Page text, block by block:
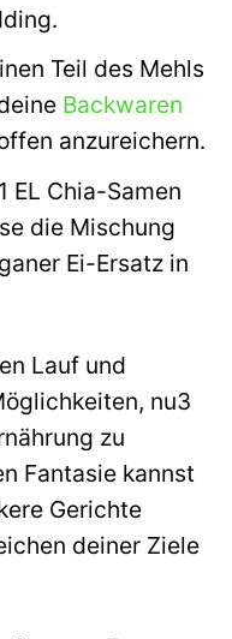
Teil des Mehls
Backwaren
anzureichern.
EL Chia-Samen
die Mischung
Ei-Ersatz in
Lauf und
nu3
zu
Fantasie kannst
Gerichte
deiner Ziele